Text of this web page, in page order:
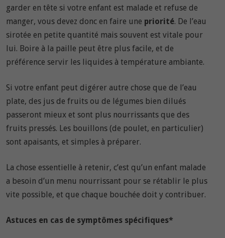
garder en tête si votre enfant est malade et refuse de
manger, vous devez donc en faire une priorité. De l’eau
sirotée en petite quantité mais souvent est vitale pour
lui. Boire à la paille peut être plus facile, et de
préférence servir les liquides à température ambiante.
Si votre enfant peut digérer autre chose que de l’eau
plate, des jus de fruits ou de légumes bien dilués
passeront mieux et sont plus nourrissants que des
fruits pressés. Les bouillons (de poulet, en particulier)
sont apaisants, et simples à préparer.
La chose essentielle à retenir, c’est qu’un enfant malade
a besoin d’un menu nourrissant pour se rétablir le plus
vite possible, et que chaque bouchée doit y contribuer.
Astuces en cas de symptômes spécifiques*